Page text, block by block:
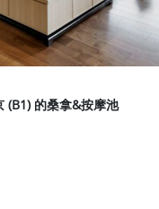
(B1) 的桑拿&按摩池